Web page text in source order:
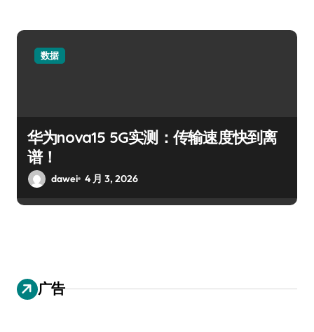
数据
华为nova15 5G实测：传输速度快到离
谱！
dawei 4 月 3, 2026
广告